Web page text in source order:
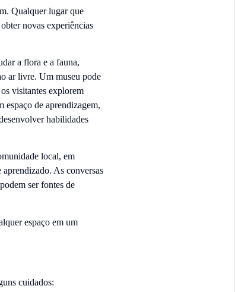
Qualquer lugar que
novas experiências
a flora e a fauna,
ar livre. Um museu pode
visitantes explorem
espaço de aprendizagem,
habilidades
local, em
As conversas
ser fontes de
espaço em um
cuidados: